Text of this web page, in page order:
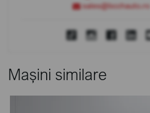
sales@bcchauto.ro
Mașini similare